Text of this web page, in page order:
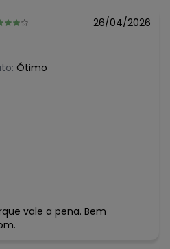
26/04/2026
Ótimo
vale a pena. Bem